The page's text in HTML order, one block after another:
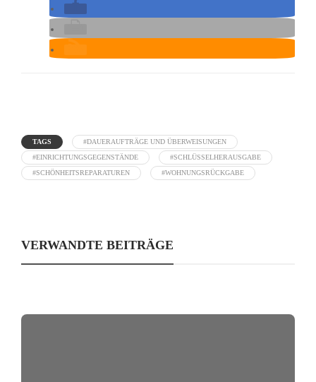
TAGS
#DAUERAUFTRÄGE UND ÜBERWEISUNGEN
#EINRICHTUNGSGEGENSTÄNDE
#SCHLÜSSELHERAUSGABE
#SCHÖNHEITSREPARATUREN
#WOHNUNGSRÜCKGABE
VERWANDTE BEITRÄGE